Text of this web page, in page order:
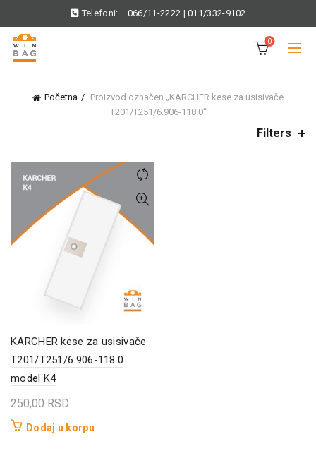
Telefoni: 066/11-2222 |011/332-9102
0
Početna
Proizvod označen „KARCHER kese za usisivače
T201/T251/6.906-118.0“
Filters
KARCHER kese za usisivače
T201/T251/6.906-118.0
model K4
250,00 RSD
Dodaj u korpu